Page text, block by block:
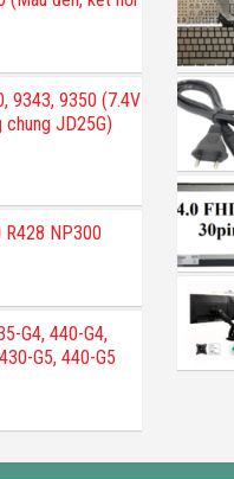
9343, 9350 (7.4V
chung JD25G)
R428 NP300
G4, 440-G4,
G5, 440-G5